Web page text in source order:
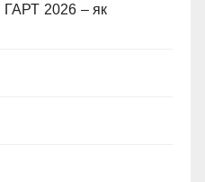
ГАРТ 2026 – як